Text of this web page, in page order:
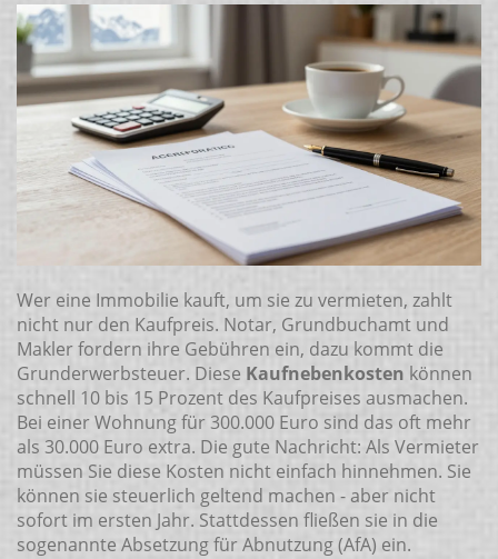
Wer eine Immobilie kauft, um sie zu vermieten, zahlt
nicht nur den Kaufpreis. Notar, Grundbuchamt und
Makler fordern ihre Gebühren ein, dazu kommt die
Grunderwerbsteuer. Diese Kaufnebenkosten können
schnell 10 bis 15 Prozent des Kaufpreises ausmachen.
Bei einer Wohnung für 300.000 Euro sind das oft mehr
als 30.000 Euro extra. Die gute Nachricht: Als Vermieter
müssen Sie diese Kosten nicht einfach hinnehmen. Sie
können sie steuerlich geltend machen - aber nicht
sofort im ersten Jahr. Stattdessen fließen sie in die
sogenannte Absetzung für Abnutzung (AfA) ein.